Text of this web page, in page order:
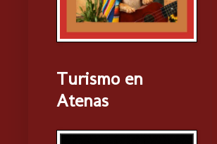
Turismo en
Atenas